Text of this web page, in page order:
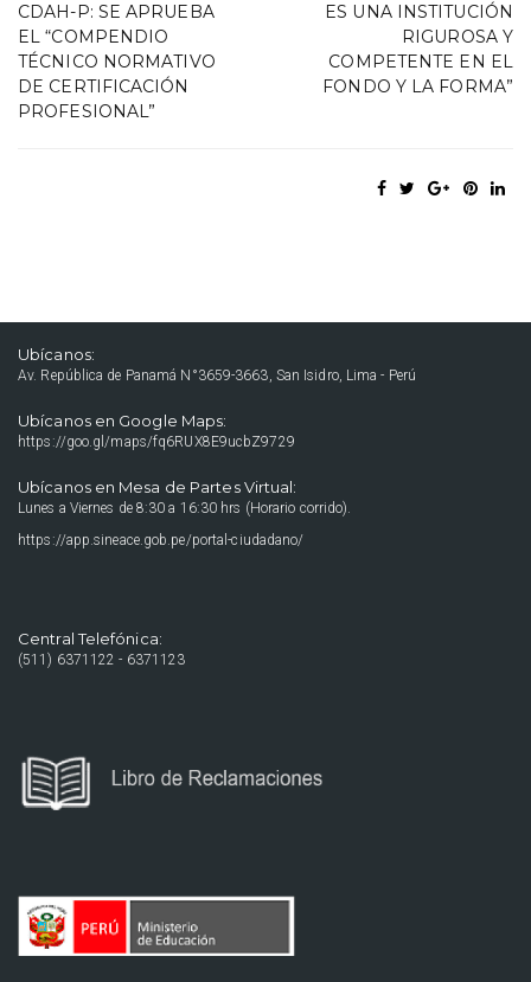
CDAH-P: SE APRUEBA
EL “COMPENDIO
TÉCNICO NORMATIVO
DE CERTIFICACIÓN
PROFESIONAL”
ES UNA INSTITUCIÓN
RIGUROSA Y
COMPETENTE EN EL
FONDO Y LA FORMA”
Ubícanos:
Av. República de Panamá N°3659-3663, San Isidro, Lima - Perú
Ubícanos en Google Maps:
https://goo.gl/maps/fq6RUX8E9ucbZ9729
Ubícanos en Mesa de Partes Virtual:
Lunes a Viernes de 8:30 a 16:30 hrs (Horario corrido).
https://app.sineace.gob.pe/portal-ciudadano/
Central Telefónica:
(511) 6371122 - 6371123